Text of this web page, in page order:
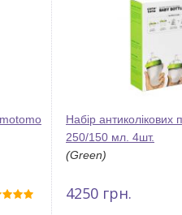
Набір
250/150 мл. 4шт.
(Green)
4250 грн.